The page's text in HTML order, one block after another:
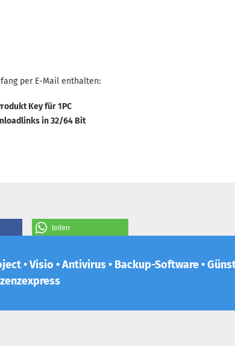
per E-Mail enthalten:
Key für 1PC
in 32/64 Bit
teilen
• Visio • Antivirus • Backup-Software •